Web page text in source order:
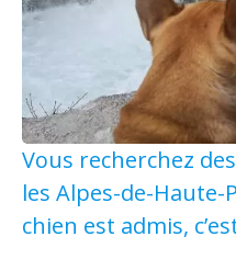
Vous recherchez
les Alpes-de-
chien est admis,